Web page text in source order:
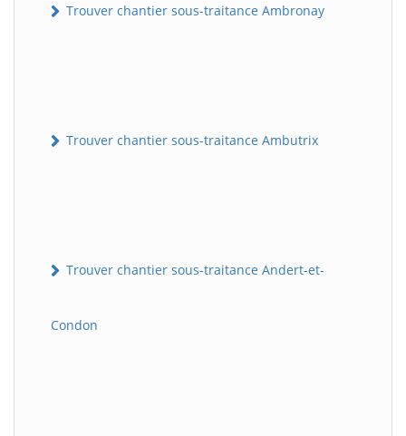
Trouver chantier sous-traitance Ambronay
Trouver chantier sous-traitance Ambutrix
Trouver chantier sous-traitance Andert-et-
Condon